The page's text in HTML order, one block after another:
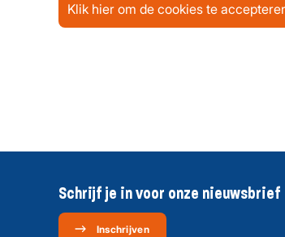
Klik hier om de cookies te
Schrijf je in voor onze nieuwsbrief
Inschrijven